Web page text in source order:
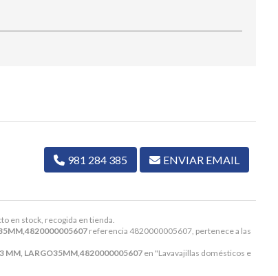
en stock, recogida en tienda.
referencia 4820000005607, pertenece a las
MM, LARGO35MM,4820000005607 en "Lavavajillas domésticos e
981 284 385 ENVIAR EMAIL